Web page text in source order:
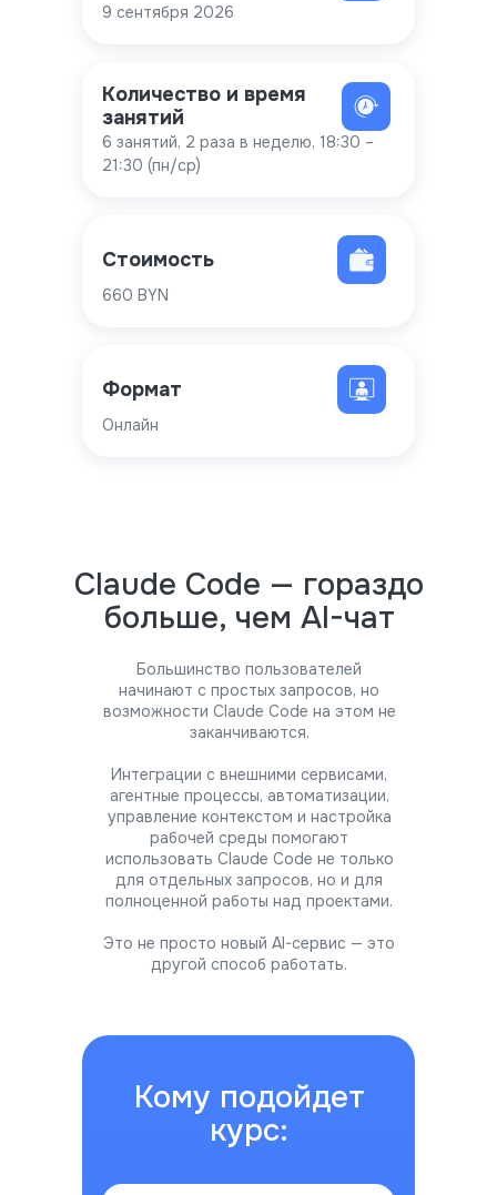
Количество и время
занятий
6 занятий, 2 раза в неделю, 18:30 –
21:30 (пн/ср)
Стоимость
660 BYN
Формат
Онлайн
9 сентября 2026
Claude Code — гораздо
больше, чем AI-чат
Большинство пользователей
начинают с простых запросов, но
возможности Claude Code на этом не
заканчиваются.
Интеграции с внешними сервисами,
агентные процессы, автоматизации,
управление контекстом и настройка
рабочей среды помогают
использовать Claude Code не только
для отдельных запросов, но и для
полноценной работы над проектами.
Это не просто новый AI-сервис — это
другой способ работать.
Кому подойдет
курс: